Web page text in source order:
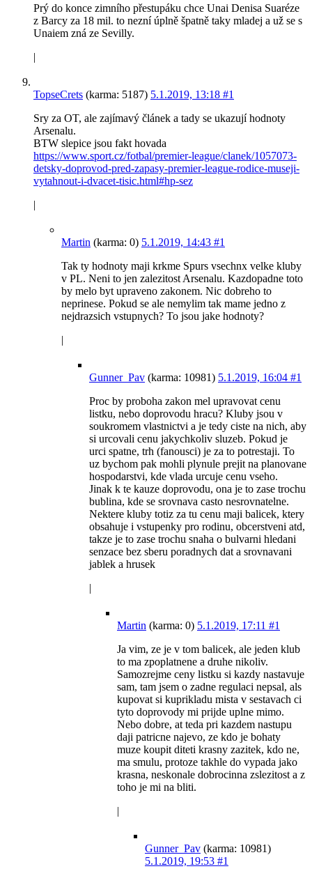
Prý do konce zimního přestupáku chce Unai Denisa Suaréze
z Barcy za 18 mil. to nezní úplně špatně taky mladej a už se s
Unaiem zná ze Sevilly.
|
TopseCrets (karma: 5187) 5.1.2019, 13:18 #1
Sry za OT, ale zajímavý článek a tady se ukazují hodnoty
Arsenalu.
BTW slepice jsou fakt hovada
https://www.sport.cz/fotbal/premier-league/clanek/1057073-
detsky-doprovod-pred-zapasy-premier-league-rodice-museji-
vytahnout-i-dvacet-tisic.html#hp-sez
|
Martin (karma: 0) 5.1.2019, 14:43 #1
Tak ty hodnoty maji krkme Spurs vsechnx velke kluby
v PL. Neni to jen zalezitost Arsenalu. Kazdopadne toto
by melo byt upraveno zakonem. Nic dobreho to
neprinese. Pokud se ale nemylim tak mame jedno z
nejdrazsich vstupnych? To jsou jake hodnoty?
|
Gunner_Pav (karma: 10981) 5.1.2019, 16:04 #1
Proc by proboha zakon mel upravovat cenu
listku, nebo doprovodu hracu? Kluby jsou v
soukromem vlastnictvi a je tedy ciste na nich, aby
si urcovali cenu jakychkoliv sluzeb. Pokud je
urci spatne, trh (fanousci) je za to potrestaji. To
uz bychom pak mohli plynule prejit na planovane
hospodarstvi, kde vlada urcuje cenu vseho.
Jinak k te kauze doprovodu, ona je to zase trochu
bublina, kde se srovnava casto nesrovnatelne.
Nektere kluby totiz za tu cenu maji balicek, ktery
obsahuje i vstupenky pro rodinu, obcerstveni atd,
takze je to zase trochu snaha o bulvarni hledani
senzace bez sberu poradnych dat a srovnavani
jablek a hrusek
|
Martin (karma: 0) 5.1.2019, 17:11 #1
Ja vim, ze je v tom balicek, ale jeden klub
to ma zpoplatnene a druhe nikoliv.
Samozrejme ceny listku si kazdy nastavuje
sam, tam jsem o zadne regulaci nepsal, als
kupovat si kuprikladu mista v sestavach ci
tyto doprovody mi prijde uplne mimo.
Nebo dobre, at teda pri kazdem nastupu
daji patricne najevo, ze kdo je bohaty
muze koupit diteti krasny zazitek, kdo ne,
ma smulu, protoze takhle do vypada jako
krasna, neskonale dobrocinna zslezitost a z
toho je mi na bliti.
|
Gunner_Pav (karma: 10981)
5.1.2019, 19:53 #1